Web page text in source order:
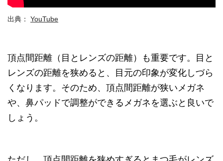
出典： YouTube
頂点間距離（目とレンズの距離）も重要です。目と
レンズの距離を狭めると、目元の印象が変化しづら
くなります。そのため、頂点間距離が狭いメガネ
や、鼻パッドで調整ができるメガネを選ぶと良いで
しょう。